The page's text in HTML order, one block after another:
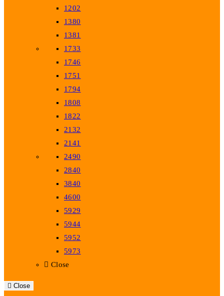
1202
1380
1381
1733
1746
1751
1794
1808
1822
2132
2141
2490
2840
3840
4600
5929
5944
5952
5973
Close
Close